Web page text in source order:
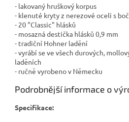
- lakovaný hruškový korpus
- klenuté kryty z nerezové oceli s
- 20 "Classic" hlásků
- mosazná destička hlásků 0,9 mm
- tradiční Hohner ladění
- vyrábí se ve všech durových,
laděních
- ručně vyrobeno v Německu
Podrobnější informace o
Specifikace: